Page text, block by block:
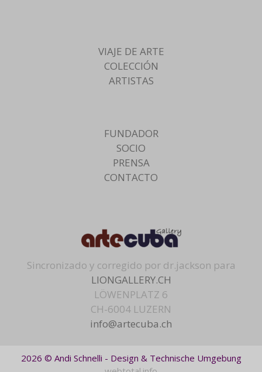
VIAJE DE ARTE
COLECCIÓN
ARTISTAS
FUNDADOR
SOCIO
PRENSA
CONTACTO
Sincronizado y corregido por dr.jackson para
LIONGALLERY.CH
LÖWENPLATZ 6
CH-6004 LUZERN
info@artecuba.ch
2026 © Andi Schnelli - Design & Technische Umgebung